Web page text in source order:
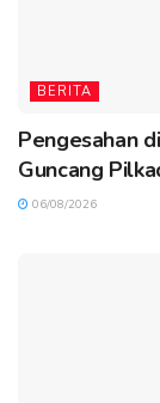
BERITA
Pengesahan
Guncang
06/08/2026